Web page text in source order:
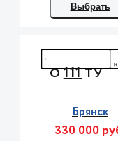
Выбрать
О111ТУ
Брянск
330 000